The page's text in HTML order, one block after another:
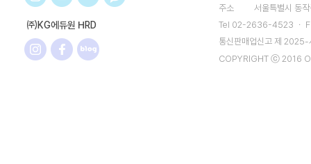
㈜KG에듀원 HRD
주소
서울특별시 동
Tel 02-2636-4523 ㆍ
통신판매업신고 제
COPYRIGHT ⓒ 2016